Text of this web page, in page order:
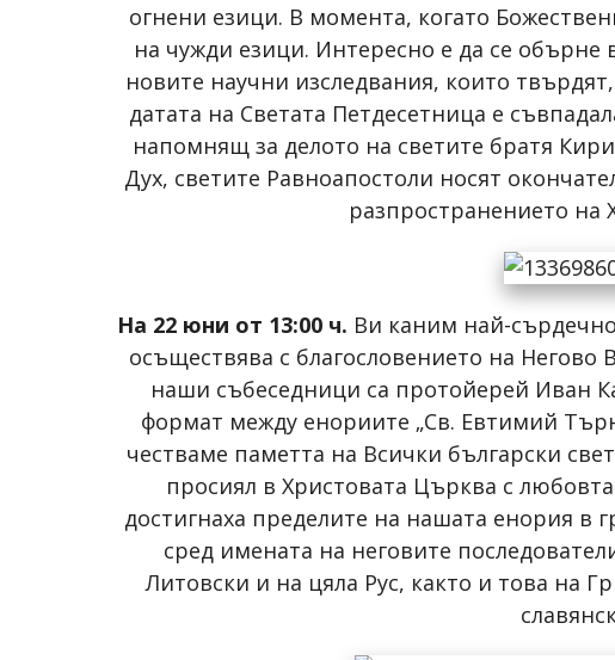
огнени езици. В момента, когато
на чужди езици. Интересно е да се обърне
новите научни изследвания, които
датата на Светата Петдесетница е
напомнящ за делото на светите братя
Дух, светите Равноапостоли носят
разпространението на
На 22 юни от 13:00 ч. Ви каним най-
осъществява с благословението на
наши събеседници са протойерей Иван
формат между енориите „Св. Евтимий
честваме паметта на Всички български
просиял в Христовата Църква с
достигнаха пределите на нашата енория в
сред имената на неговите
Литовски и на цяла Рус, както и това на